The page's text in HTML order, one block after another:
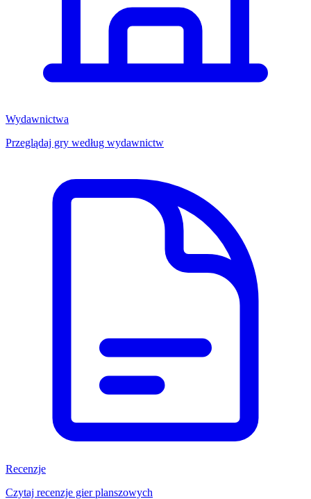
Wydawnictwa
Przeglądaj gry według wydawnictw
Recenzje
Czytaj recenzje gier planszowych